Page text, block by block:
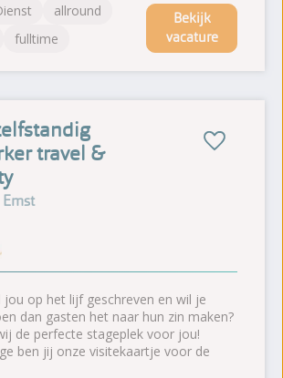
allround
fulltime
Bekijk
vacature
travel &
jou op het lijf geschreven en wil je
dan gasten het naar hun zin maken?
de perfecte stageplek voor jou!
ben jij onze visitekaartje voor de